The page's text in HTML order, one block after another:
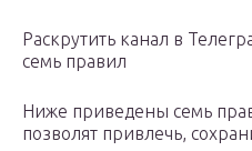
Раскрутить канал в
семь правил
Ниже приведены семь
позволят привлечь,